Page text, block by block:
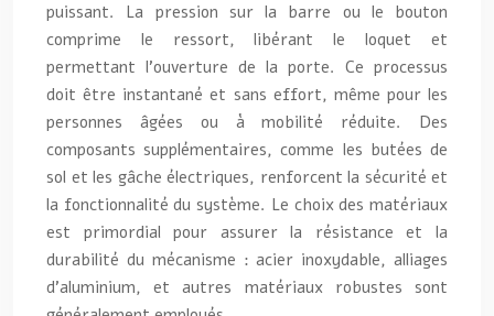
puissant. La pression sur la barre ou le bouton
comprime le ressort, libérant le loquet et
permettant l’ouverture de la porte. Ce processus
doit être instantané et sans effort, même pour les
personnes âgées ou à mobilité réduite. Des
composants supplémentaires, comme les butées de
sol et les gâche électriques, renforcent la sécurité et
la fonctionnalité du système. Le choix des matériaux
est primordial pour assurer la résistance et la
durabilité du mécanisme : acier inoxydable, alliages
d’aluminium, et autres matériaux robustes sont